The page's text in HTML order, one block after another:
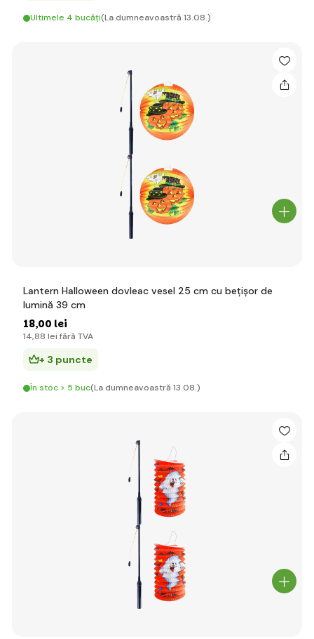
Ultimele 4 bucăți(La dumneavoastră 13.08.)
Lantern Halloween dovleac vesel 25 cm cu bețișor de
lumină 39 cm
18,00 lei
14,88 lei fără TVA
+ 3 puncte
În stoc > 5 buc(La dumneavoastră 13.08.)